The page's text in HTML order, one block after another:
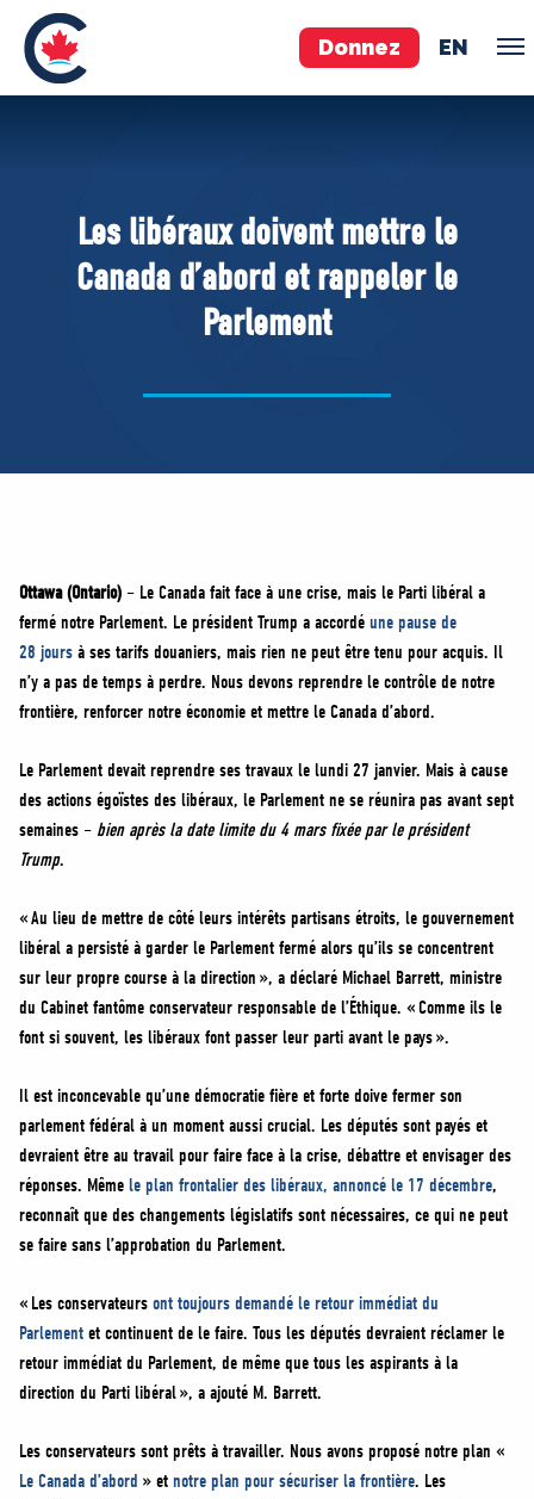
Donnez EN
Pierre Poilievre
Vos députés conservateurs
Cabinet fantôme
Exécutif national
Documents constitutifs
BÉNÉVOLE
ADHÉREZ
BOUTIQUE
Les libéraux doivent mettre le
Canada d’abord et rappeler le
Parlement
Ottawa (Ontario) – Le Canada fait face à une crise, mais le Parti libéral a
fermé notre Parlement. Le président Trump a accordé une pause de
28 jours à ses tarifs douaniers, mais rien ne peut être tenu pour acquis. Il
n’y a pas de temps à perdre. Nous devons reprendre le contrôle de notre
frontière, renforcer notre économie et mettre le Canada d’abord.
Le Parlement devait reprendre ses travaux le lundi 27 janvier. Mais à cause
des actions égoïstes des libéraux, le Parlement ne se réunira pas avant sept
semaines – bien après la date limite du 4 mars fixée par le président
Trump.
« Au lieu de mettre de côté leurs intérêts partisans étroits, le gouvernement
libéral a persisté à garder le Parlement fermé alors qu’ils se concentrent
sur leur propre course à la direction », a déclaré Michael Barrett, ministre
du Cabinet fantôme conservateur responsable de l’Éthique. « Comme ils le
font si souvent, les libéraux font passer leur parti avant le pays ».
Il est inconcevable qu’une démocratie fière et forte doive fermer son
parlement fédéral à un moment aussi crucial. Les députés sont payés et
devraient être au travail pour faire face à la crise, débattre et envisager des
réponses. Même le plan frontalier des libéraux, annoncé le 17 décembre,
reconnaît que des changements législatifs sont nécessaires, ce qui ne peut
se faire sans l’approbation du Parlement.
« Les conservateurs ont toujours demandé le retour immédiat du
Parlement et continuent de le faire. Tous les députés devraient réclamer le
retour immédiat du Parlement, de même que tous les aspirants à la
direction du Parti libéral », a ajouté M. Barrett.
Les conservateurs sont prêts à travailler. Nous avons proposé notre plan «
Le Canada d’abord » et notre plan pour sécuriser la frontière. Les